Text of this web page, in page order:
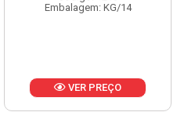
Embalagem: KG/5
VER PREÇO